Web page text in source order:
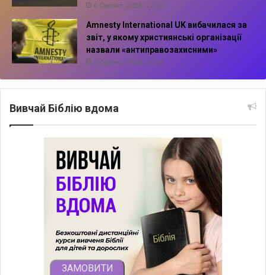
4 Серпня, 2026, 22:30
Amnesty International UK вибачилася за
звіт, у якому християнські організації
назвали «антиправозахисними»
4 Серпня, 2026, 21:38
Вивчай Біблію вдома